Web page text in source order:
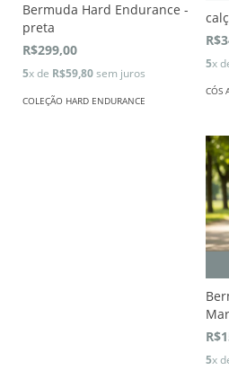
Bermuda Hard Endurance -
preta
R$299,00
5x de R$59,80sem juros
COLEÇÃO HARD ENDURANCE
5x
CÓS
5x